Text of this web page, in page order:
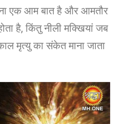
एक आम बात है और आमतौर
है, किंतु नीली मक्खियां जब
मृत्यु का संकेत माना जाता